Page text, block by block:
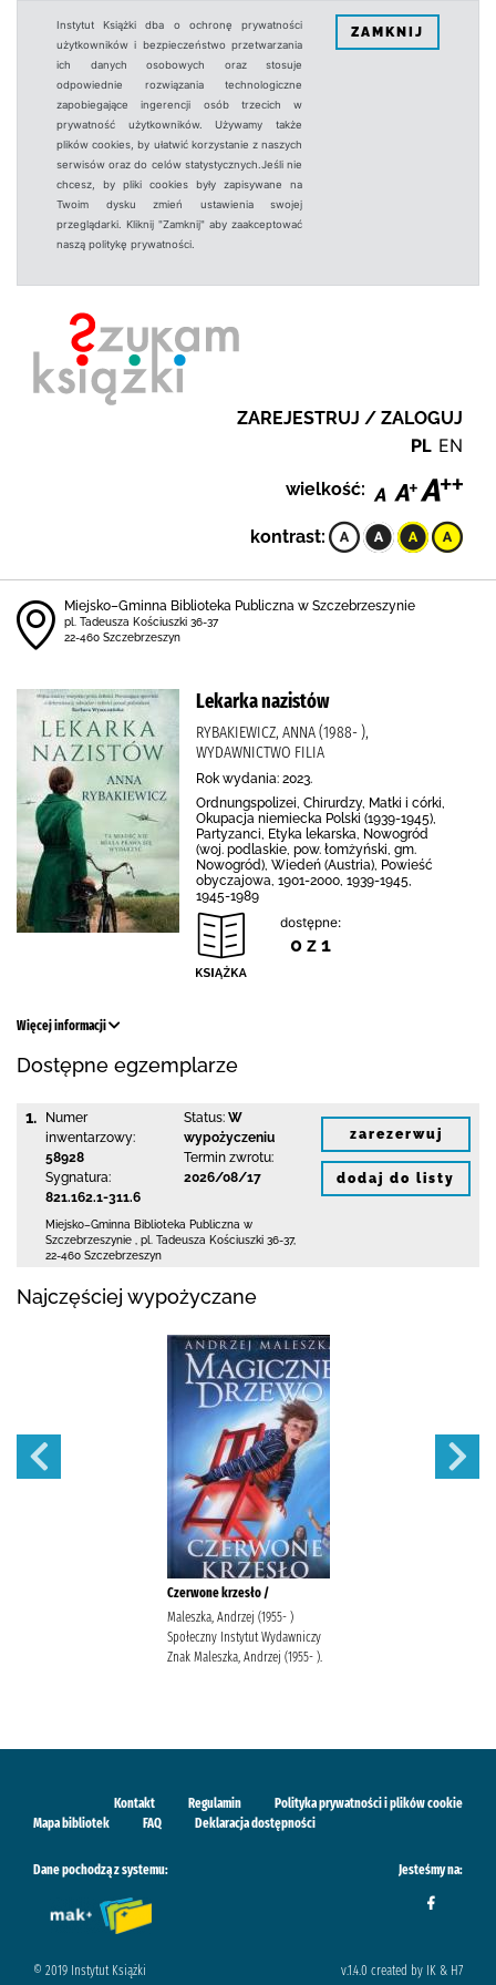
Instytut Książki dba o ochronę prywatności
użytkowników i bezpieczeństwo przetwarzania
ich danych osobowych oraz stosuje
odpowiednie rozwiązania technologiczne
zapobiegające ingerencji osób trzecich w
prywatność użytkowników. Używamy także
plików cookies, by ułatwić korzystanie z naszych
serwisów oraz do celów statystycznych.Jeśli nie
chcesz, by pliki cookies były zapisywane na
Twoim dysku zmień ustawienia swojej
przeglądarki. Kliknij "Zamknij" aby zaakceptować
naszą politykę prywatności.
ZAMKNIJ
ZAREJESTRUJ / ZALOGUJ
PL EN
wielkość:
kontrast:
Miejsko–Gminna Biblioteka Publiczna w Szczebrzeszynie
pl. Tadeusza Kościuszki 36-37
22-460 Szczebrzeszyn
Lekarka nazistów
RYBAKIEWICZ, ANNA (1988- ),
WYDAWNICTWO FILIA
Rok wydania: 2023.
Ordnungspolizei, Chirurdzy, Matki i córki,
Okupacja niemiecka Polski (1939-1945),
Partyzanci, Etyka lekarska, Nowogród
(woj. podlaskie, pow. łomżyński, gm.
Nowogród), Wiedeń (Austria), Powieść
obyczajowa, 1901-2000, 1939-1945,
1945-1989
dostępne:
0 z 1
Więcej informacji
Dostępne egzemplarze
1.
Numer
inwentarzowy:
58928
Sygnatura:
821.162.1-311.6
Status: W
wypożyczeniu
Termin zwrotu:
2026/08/17
Miejsko–Gminna Biblioteka Publiczna w
Szczebrzeszynie
pl. Tadeusza Kościuszki 36-37,
22-460 Szczebrzeszyn
zarezerwuj
dodaj do listy
Najczęściej wypożyczane
Czerwone krzesło /
Maleszka, Andrzej (1955- )
Społeczny Instytut Wydawniczy
Znak Maleszka, Andrzej (1955- ).
Kontakt Regulamin
Polityka prywatności i plików cookie
Mapa bibliotek
FAQ Deklaracja dostępności
Dane pochodzą z systemu: Jesteśmy na:
© 2019 Instytut Książki v.1.4.0 created by IK & H7